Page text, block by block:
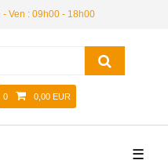
Ven : 09h00 - 18h00
0 0,00 EUR
☰